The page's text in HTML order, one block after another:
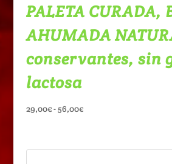
PALETA CURADA,
AHUMADA
conservantes, sin
lactosa
29,00€- 56,00€Rango
desde